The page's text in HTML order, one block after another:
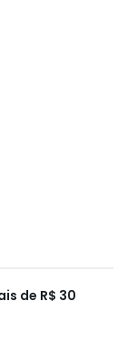
de R$ 30